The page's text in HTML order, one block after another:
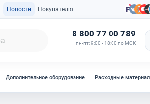
Новости Покупателю Компания
8 800 77 00 789
пн-пт: 9:00 - 18:00 по МСК
Дополнительное оборудование Расходные